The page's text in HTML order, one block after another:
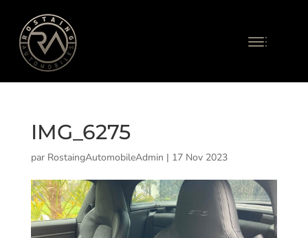
IMG_6275
par RostaingAutomobileAdmin | 17 Nov 2023